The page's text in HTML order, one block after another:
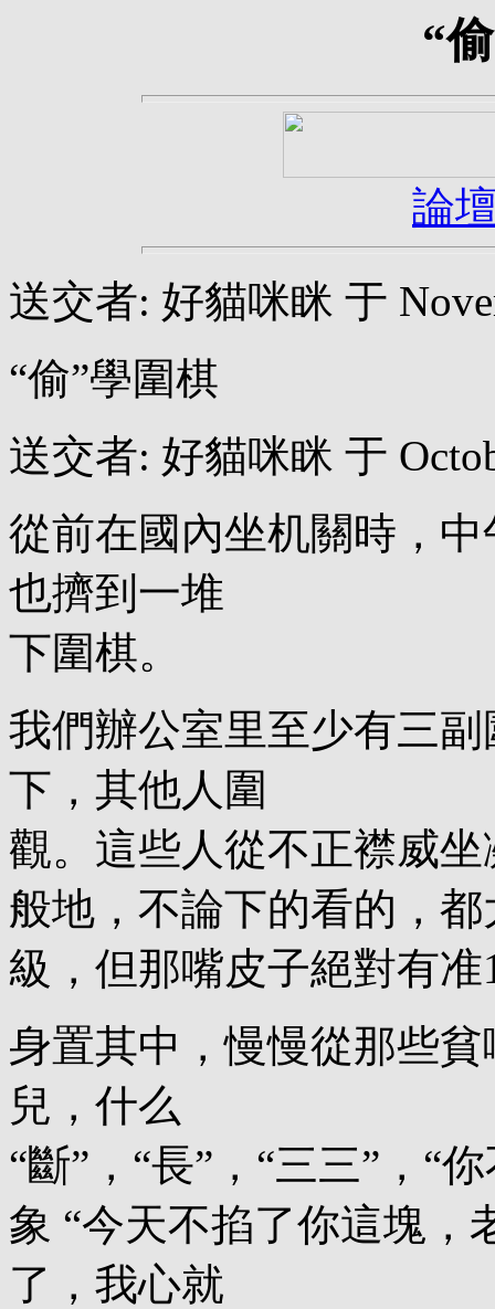
“
論
送交者: 好貓咪眯 于
“偷”學圍棋
送交者: 好貓咪眯 于
從前在國內坐机關時，
也擠到一堆
下圍棋。
我們辦公室里至少有三
下，其他人圍
觀。這些人從不正襟威
般地，不論下的看的，
級，但那嘴皮子絕對有准
身置其中，慢慢從那些
兒，什么
“斷”，“長”，“三三”，“
象 “今天不掐了你這塊，
了，我心就